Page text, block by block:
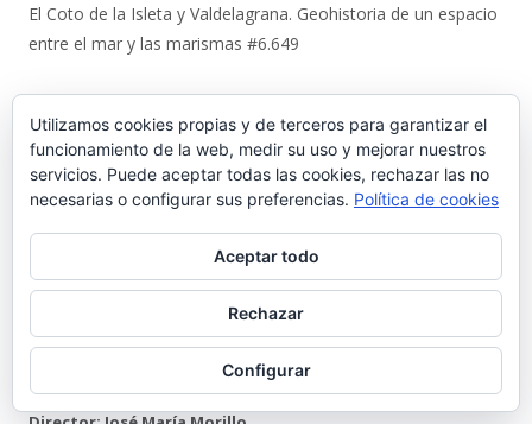
El Coto de la Isleta y Valdelagrana. Geohistoria de un espacio
entre el mar y las marismas #6.649
La viñeta de Alberto Castrelo. Concentración para ver el
Mundial #6.648
La artesanía de Ditas Lafita enciende un nuevo escaparate
El sueño tabernero de David Méndez se sirve en vaso en ‘La
Utilizamos cookies propias y de terceros para garantizar el
funcionamiento de la web, medir su uso y mejorar nuestros
servicios. Puede aceptar todas las cookies, rechazar las no
necesarias o configurar sus preferencias. Política de cookies
Aceptar todo
Rechazar
Configurar